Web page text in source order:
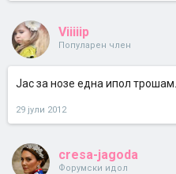
Viiiiip
Популарен член
Јас за нозе една ипол трошам..
29 јули 2012
cresa-jagoda
Форумски идол